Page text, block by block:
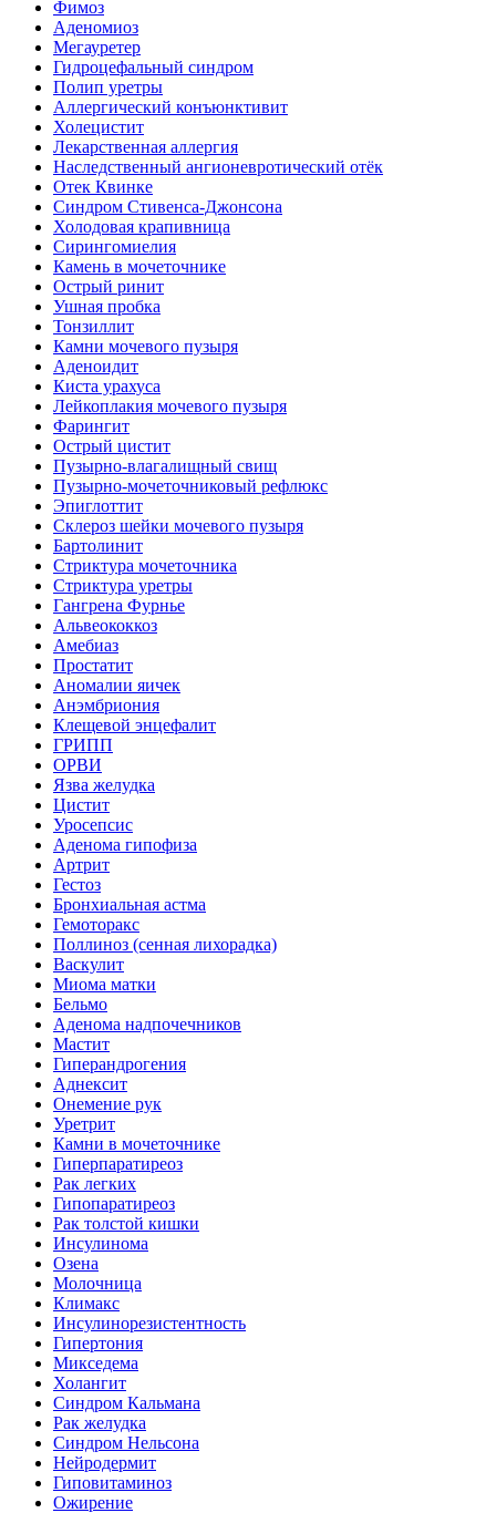
Фимоз
Аденомиоз
Мегауретер
Гидроцефальный синдром
Полип уретры
Аллергический конъюнктивит
Холецистит
Лекарственная аллергия
Наследственный ангионевротический отёк
Отек Квинке
Синдром Стивенса-Джонсона
Холодовая крапивница
Сирингомиелия
Камень в мочеточнике
Острый ринит
Ушная пробка
Тонзиллит
Камни мочевого пузыря
Аденоидит
Киста урахуса
Лейкоплакия мочевого пузыря
Фарингит
Острый цистит
Пузырно-влагалищный свищ
Пузырно-мочеточниковый рефлюкс
Эпиглоттит
Склероз шейки мочевого пузыря
Бартолинит
Стриктура мочеточника
Стриктура уретры
Гангрена Фурнье
Альвеококкоз
Амебиаз
Простатит
Аномалии яичек
Анэмбриония
Клещевой энцефалит
ГРИПП
ОРВИ
Язва желудка
Цистит
Уросепсис
Аденома гипофиза
Артрит
Гестоз
Бронхиальная астма
Гемоторакс
Поллиноз (сенная лихорадка)
Васкулит
Миома матки
Бельмо
Аденома надпочечников
Мастит
Гиперандрогения
Аднексит
Онемение рук
Уретрит
Камни в мочеточнике
Гиперпаратиреоз
Рак легких
Гипопаратиреоз
Рак толстой кишки
Инсулинома
Озена
Молочница
Климакс
Инсулинорезистентность
Гипертония
Микседема
Холангит
Синдром Кальмана
Рак желудка
Синдром Нельсона
Нейродермит
Гиповитаминоз
Ожирение